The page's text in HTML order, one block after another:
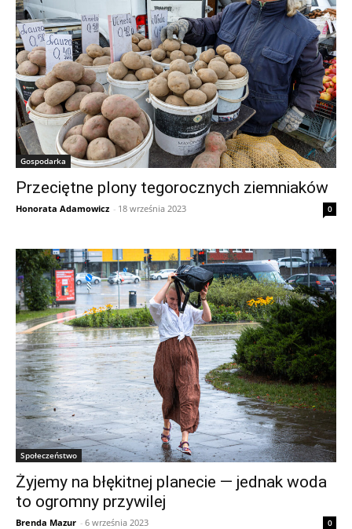
Gospodarka
Przeciętne plony tegorocznych ziemniaków
Honorata Adamowicz - 18 września 2023 0
Społeczeństwo
Żyjemy na błękitnej planecie — jednak woda
to ogromny przywilej
Brenda Mazur - 6 września 2023 0